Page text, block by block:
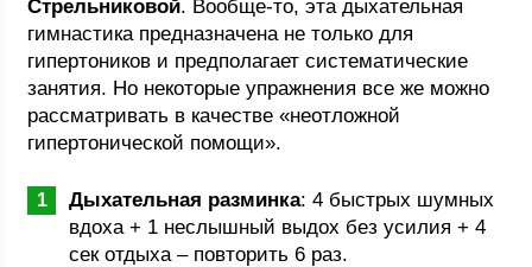
Стрельниковой. Вообще-то, эта дыхательная
гимнастика предназначена не только для
гипертоников и предполагает систематические
занятия. Но некоторые упражнения все же можно
рассматривать в качестве «неотложной
гипертонической помощи».
Дыхательная разминка: 4 быстрых шумных
вдоха + 1 неслышный выдох без усилия + 4
сек отдыха – повторить 6 раз.